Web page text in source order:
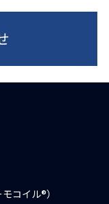
コイル®）